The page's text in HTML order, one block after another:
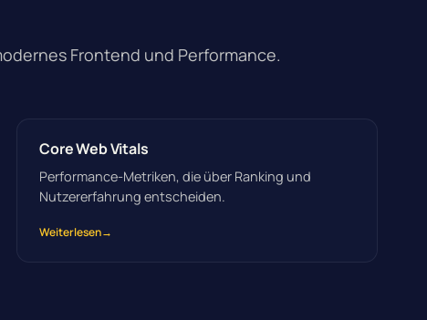
Frontend und Performance.
Core Web Vitals
Performance-Metriken, die über Ranking und
Nutzererfahrung entscheiden.
Weiterlesen→